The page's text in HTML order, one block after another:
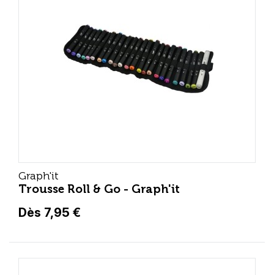
Graph'it
Trousse Roll & Go - Graph'it
Dès 7,95 €